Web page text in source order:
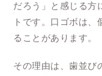
だろう」と感じる方
トです。口ゴボは
ることがあります。
その理由は、歯並び